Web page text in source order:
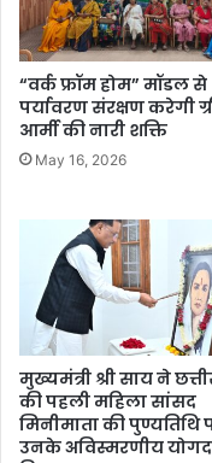
“वर्क फ्रॉम होम” मॉडल से
पर्यावरण संरक्षण करेगी
आर्मी की नारी शक्ति
May 16, 2026
मुख्यमंत्री श्री साय ने
की पहली महिला सांसद
मिनीमाता की पुण्यतिथि
उनके अविस्मरणीय